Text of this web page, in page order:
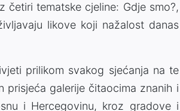
četiri tematske cjeline: Gdje smo?,
likove koji nažalost danas
prilikom svakog sjećanja na te
prisjeća galerije čitaocima znanih i
i Hercegovinu, kroz gradove i